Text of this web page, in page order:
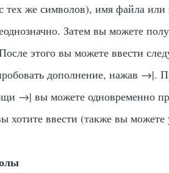
тех же символов), имя файла или
Затем вы можете
этого вы можете ввести
дополнение, нажав →|.
→| вы можете одновременно
хотите ввести (также вы можете